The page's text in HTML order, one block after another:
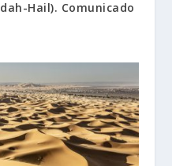
Hail). Comunicado